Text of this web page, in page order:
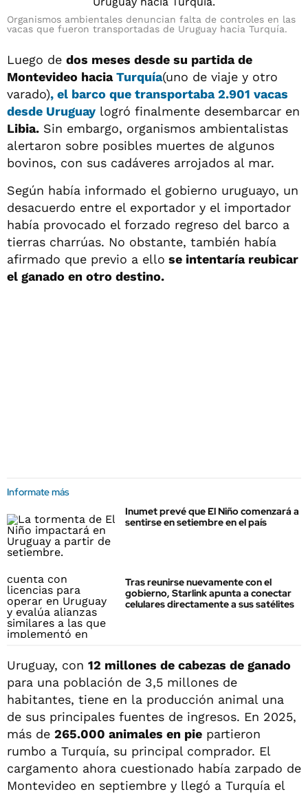
Organismos ambientales denuncian falta de controles en las
vacas que fueron transportadas de Uruguay hacia Turquía.
Luego de dos meses desde su partida de
Montevideo haciaTurquía(uno de viaje y otro
varado), el barco que transportaba 2.901 vacas
desde Uruguay logró finalmente desembarcar en
Libia. Sin embargo, organismos ambientalistas
alertaron sobre posibles muertes de algunos
bovinos, con sus cadáveres arrojados al mar.
Según había informado el gobierno uruguayo, un
desacuerdo entre el exportador y el importador
había provocado el forzado regreso del barco a
tierras charrúas. No obstante, también había
afirmado que previo a ello se intentaría reubicar
el ganado en otro destino.
Informate más
Inumet prevé que El Niño comenzará a
sentirse en setiembre en el país
Tras reunirse nuevamente con el
gobierno, Starlink apunta a conectar
celulares directamente a sus satélites
Uruguay, con 12 millones de cabezas de ganado
para una población de 3,5 millones de
habitantes, tiene en la producción animal una
de sus principales fuentes de ingresos. En 2025,
más de 265.000 animales en pie partieron
rumbo a Turquía, su principal comprador. El
cargamento ahora cuestionado había zarpado de
Montevideo en septiembre y llegó a Turquía el